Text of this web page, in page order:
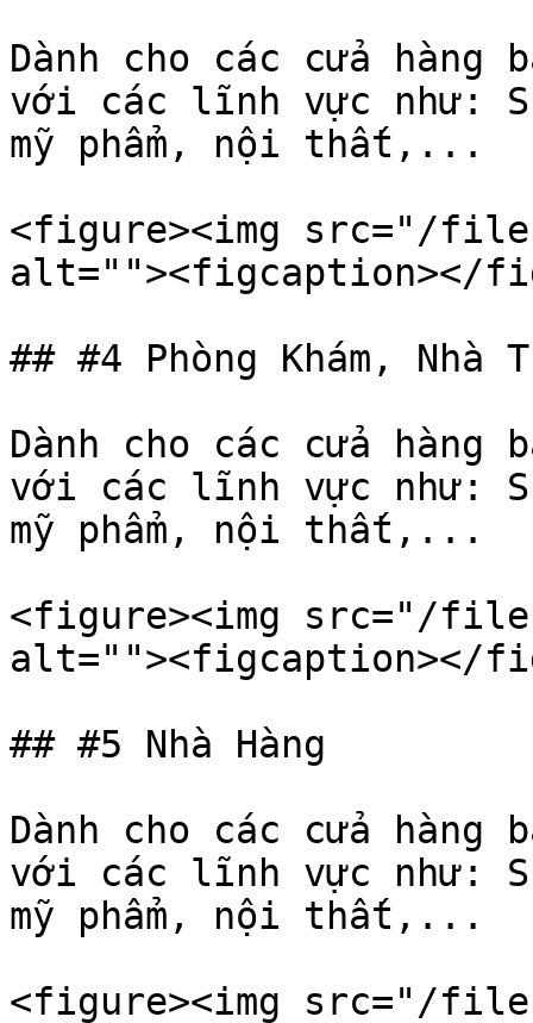
Dành cho các cửa hàng
với các lĩnh vực như:
mỹ phẩm, nội thất,...
<figure><img src="/
alt=""><figcaption></
## #4 Phòng Khám, Nhà
Dành cho các cửa hàng
với các lĩnh vực như:
mỹ phẩm, nội thất,...
<figure><img src="/files/
alt=""><figcaption></
## #5 Nhà Hàng
Dành cho các cửa hàng
với các lĩnh vực như:
mỹ phẩm, nội thất,...
<figure><img src="/